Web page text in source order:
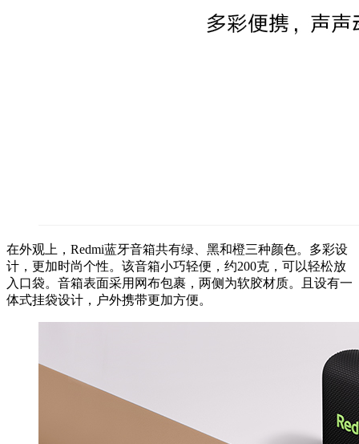
在外观上，Redmi蓝牙音箱共有绿、黑和橙三种颜色。多彩设
计，更加时尚个性。该音箱小巧轻便，约200克，可以轻松放
入口袋。音箱表面采用网布包裹，两侧为软胶材质。且设有一
体式挂袋设计，户外携带更加方便。